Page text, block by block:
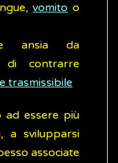
vomito o
ansia da
di contrarre
trasmissibile
ad essere più
a svilupparsi
associate